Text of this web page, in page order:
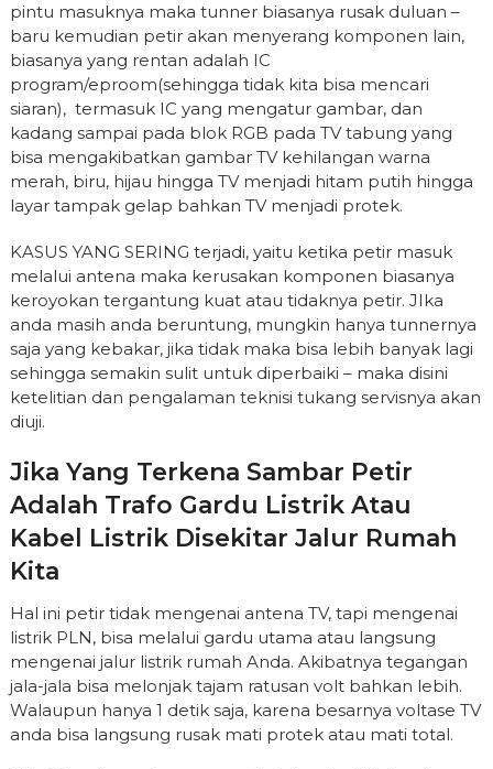
pintu masuknya maka tunner biasanya rusak duluan –
baru kemudian petir akan menyerang komponen lain,
biasanya yang rentan adalah IC
program/eproom(sehingga tidak kita bisa mencari
siaran), termasuk IC yang mengatur gambar, dan
kadang sampai pada blok RGB pada TV tabung yang
bisa mengakibatkan gambar TV kehilangan warna
merah, biru, hijau hingga TV menjadi hitam putih hingga
layar tampak gelap bahkan TV menjadi protek.
KASUS YANG SERING terjadi, yaitu ketika petir masuk
melalui antena maka kerusakan komponen biasanya
keroyokan tergantung kuat atau tidaknya petir. JIka
anda masih anda beruntung, mungkin hanya tunnernya
saja yang kebakar, jika tidak maka bisa lebih banyak lagi
sehingga semakin sulit untuk diperbaiki – maka disini
ketelitian dan pengalaman teknisi tukang servisnya akan
diuji.
Jika Yang Terkena Sambar Petir
Adalah Trafo Gardu Listrik Atau
Kabel Listrik Disekitar Jalur Rumah
Kita
Hal ini petir tidak mengenai antena TV, tapi mengenai
listrik PLN, bisa melalui gardu utama atau langsung
mengenai jalur listrik rumah Anda. Akibatnya tegangan
jala-jala bisa melonjak tajam ratusan volt bahkan lebih.
Walaupun hanya 1 detik saja, karena besarnya voltase TV
anda bisa langsung rusak mati protek atau mati total.